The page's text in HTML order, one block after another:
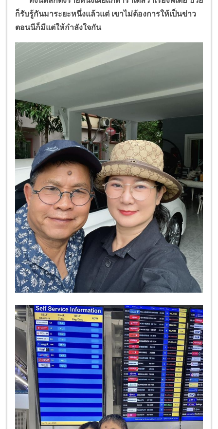
ก็รับรู้กันมาระยะหนึ่งแล้วแต่ เขาไม่ต้องการให้เป็นข่าว
ตอนนีก็มีแต่ให้กำลังใจกัน